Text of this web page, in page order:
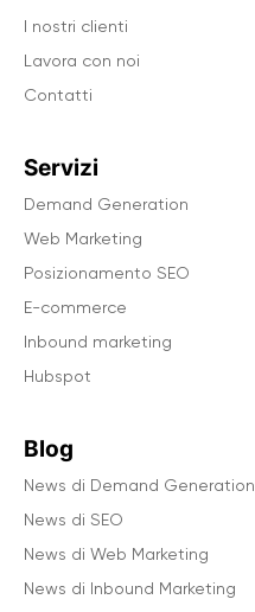
I nostri clienti
Lavora con noi
Contatti
Servizi
Demand Generation
Web Marketing
Posizionamento SEO
E-commerce
Inbound marketing
Hubspot
Blog
News di Demand Generation
News di SEO
News di Web Marketing
News di Inbound Marketing